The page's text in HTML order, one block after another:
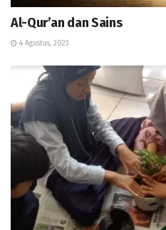
Al-Qur’an dan Sains
4 Agustus, 2023